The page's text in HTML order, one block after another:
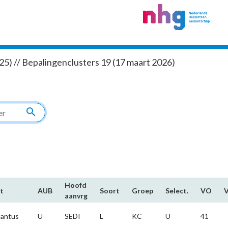
// Bepalingenclusters 19 (17 maart 2026)
search
AUB
Hoofd​
aanvrg
Soort Groep Select. VO
U SEDI L KC U 41